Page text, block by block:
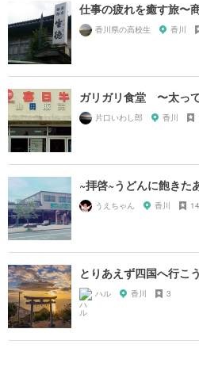
仕事の疲れを癒す旅〜
香川県の高校生 香川
ガリガリ食堂 〜太っ
片口いわし郎 香川
~拝啓~うどんに飽きた
うえちゃん 香川 14
とりあえず四国へ行こう
ハル 香川 3